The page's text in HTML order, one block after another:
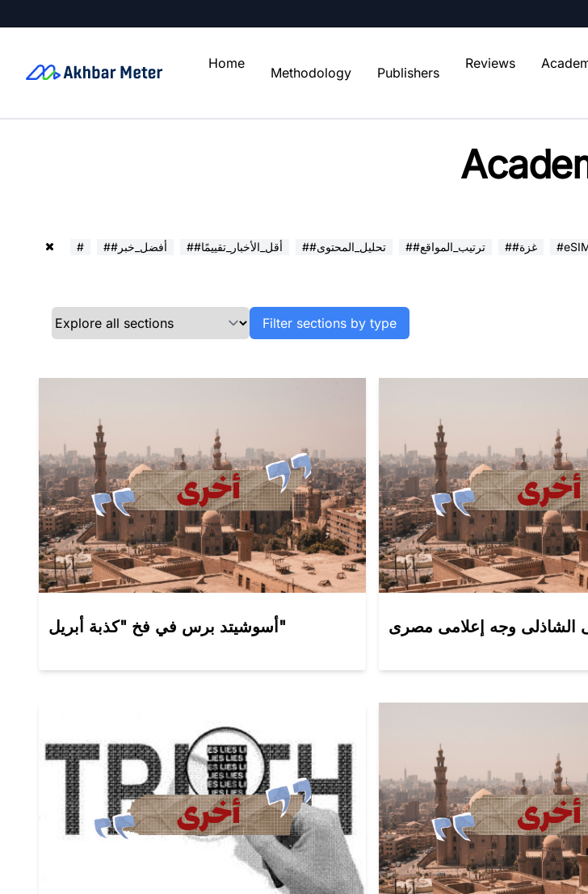
Home
Methodology Publishers
Reviews
# ##أفضل_خبر ##أقل_الأخبار_تقييمًا ##تحليل_المحتوى ##ترتيب_المواقع ##غزة
Filter sections by type
أسوشيتد برس في فخ "كذبة أبريل" الشاذلى وجه إعلامى مصرى